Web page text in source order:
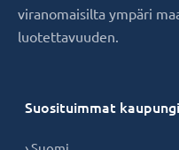
viranomaisilta ympäri
luotettavuuden.
Suosituimmat